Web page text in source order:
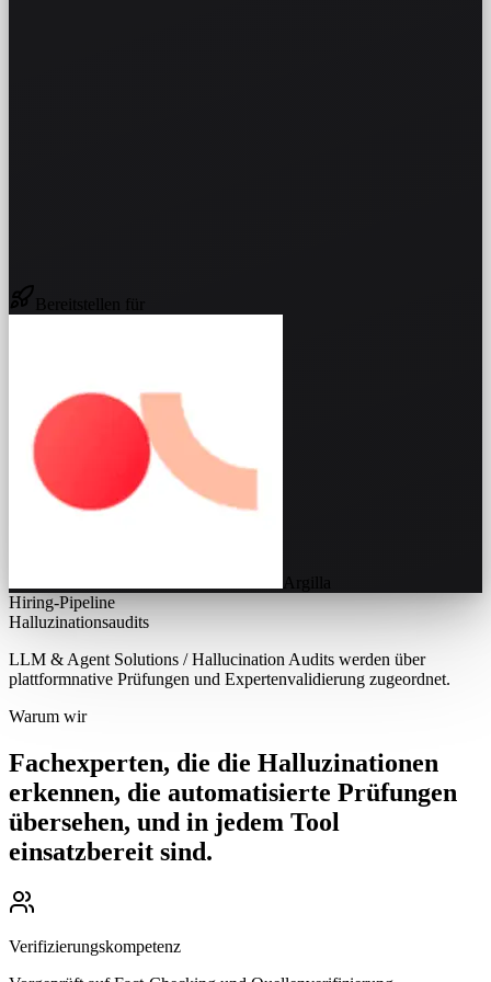
Bereitstellen für
Argilla
Hiring-Pipeline
Halluzinationsaudits
LLM & Agent Solutions / Hallucination Audits werden über
plattformnative Prüfungen und Expertenvalidierung zugeordnet.
Warum wir
Fachexperten, die die Halluzinationen
erkennen, die automatisierte Prüfungen
übersehen, und in jedem Tool
einsatzbereit sind.
Verifizierungskompetenz